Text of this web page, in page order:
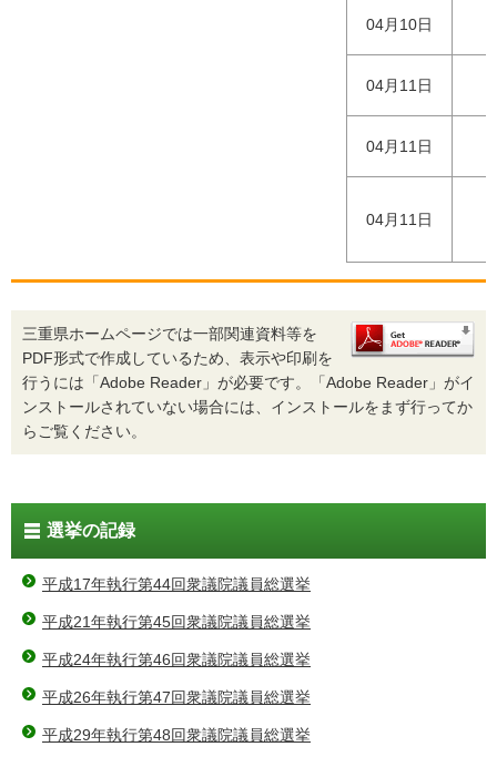
04月10日
04月11日
04月11日
04月11日
三重県ホームページでは一部関連資料等を
PDF形式で作成しているため、表示や印刷を
行うには「Adobe Reader」が必要です。「Adobe Reader」がイ
ンストールされていない場合には、インストールをまず行ってか
らご覧ください。
選挙の記録
平成17年執行第44回衆議院議員総選挙
平成21年執行第45回衆議院議員総選挙
平成24年執行第46回衆議院議員総選挙
平成26年執行第47回衆議院議員総選挙
平成29年執行第48回衆議院議員総選挙